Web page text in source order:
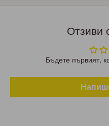
Отзиви
Бъдете първият,